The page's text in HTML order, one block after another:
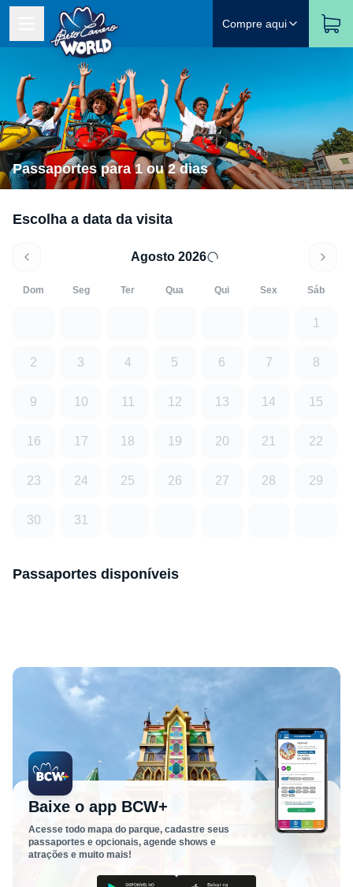
Compre aqui
Passaportes para 1 ou 2 dias
Escolha a data da visita
Agosto 2026
Dom Seg Ter Qua Qui Sex Sáb
1
2 3 4 5 6 7 8
9 10 11 12 13 14 15
16 17 18 19 20 21 22
23 24 25 26 27 28 29
30 31
Passaportes disponíveis
Baixe o app BCW+
Acesse todo mapa do parque, cadastre seus
passaportes e opcionais, agende shows e
atrações e muito mais!